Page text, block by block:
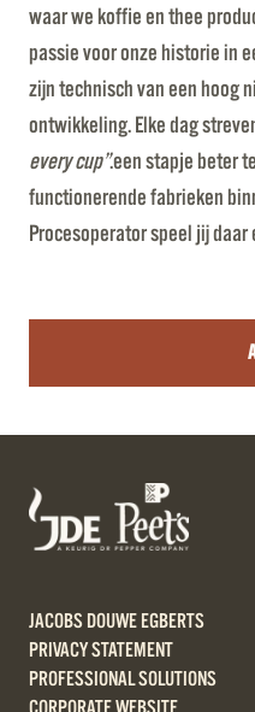
waar we koffie en thee
passie voor onze historie in
zijn technisch van een hoog
ontwikkeling. Elke dag
every cup”.een stapje beter
functionerende fabrieken
Procesoperator speel jij
JACOBS DOUWE EGBERTS
PRIVACY STATEMENT
PROFESSIONAL SOLUTIONS